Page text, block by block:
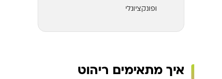
ופונקציונלי
איך מתאימים ריהוט